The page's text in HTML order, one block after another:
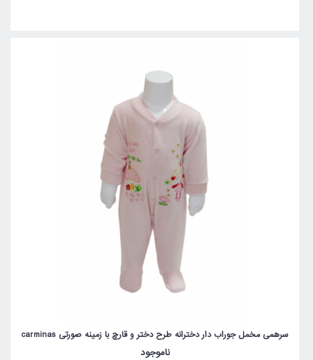
سرهمی مخمل جوراب دار دخترانه طرح دختر و قارچ با زمینه صورتی carminas
ناموجود